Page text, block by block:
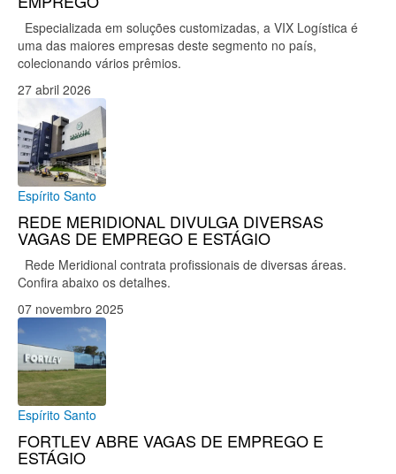
Especializada em soluções customizadas, a VIX Logística é
uma das maiores empresas deste segmento no país,
colecionando vários prêmios.
27 abril 2026
Espírito Santo
REDE MERIDIONAL DIVULGA DIVERSAS
VAGAS DE EMPREGO E ESTÁGIO
Rede Meridional contrata profissionais de diversas áreas.
Confira abaixo os detalhes.
07 novembro 2025
Espírito Santo
FORTLEV ABRE VAGAS DE EMPREGO E
ESTÁGIO